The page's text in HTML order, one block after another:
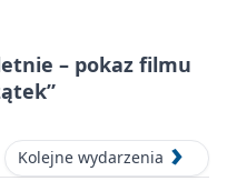
– pokaz filmu
Kolejne wydarzenia